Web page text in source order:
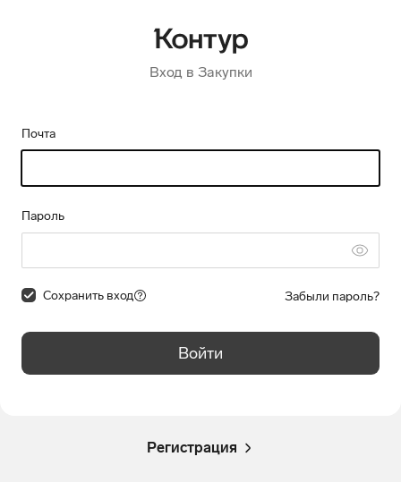
Вход в Закупки
Почта
Пароль
Сохранить вход Забыли пароль?
Войти
Регистрация